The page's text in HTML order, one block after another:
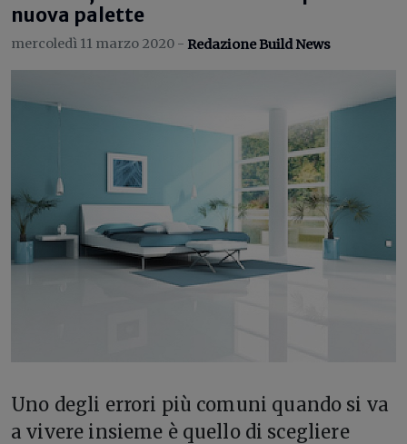
nuova palette
mercoledì 11 marzo 2020 - Redazione Build News
Uno degli errori più comuni quando si va
a vivere insieme è quello di scegliere